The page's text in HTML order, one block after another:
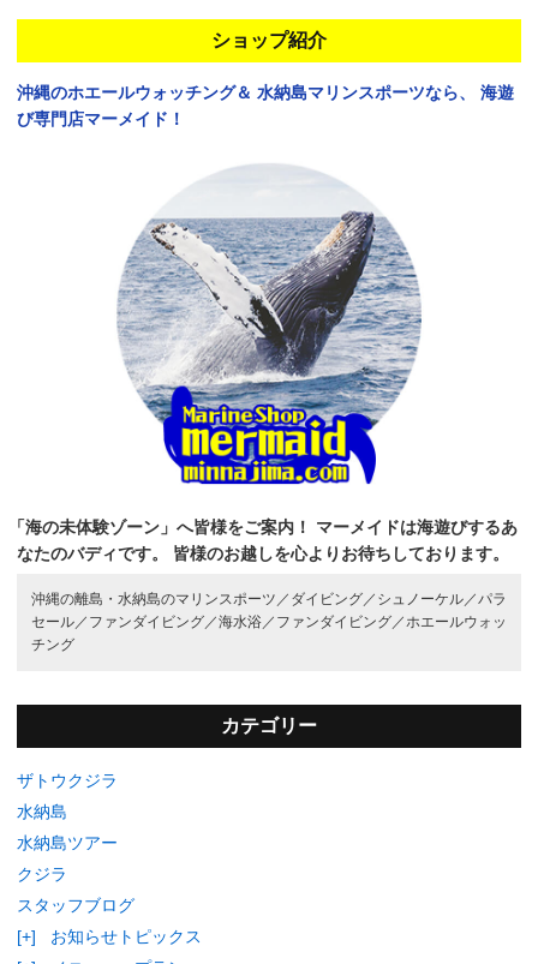
ショップ紹介
沖縄のホエールウォッチング＆ 水納島マリンスポーツなら、
海遊
び専門店マーメイド！
「海の未体験ゾーン」へ皆様をご案内！
マーメイドは海遊びするあ
なたのバディです。
皆様のお越しを心よりお待ちしております。
沖縄の離島・水納島のマリンスポーツ／ ダイビング／ シュノーケル／パラ
セール／ ファンダイビング／海水浴／ ファンダイビング／ホエールウォッ
チング
カテゴリー
ザトウクジラ
水納島
水納島ツアー
クジラ
スタッフブログ
[+]
お知らせトピックス